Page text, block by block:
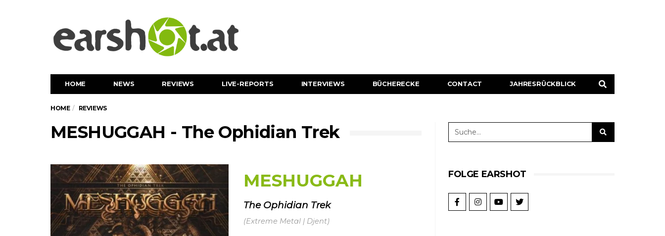
HOME NEWS REVIEWS LIVE-REPORTS INTERVIEWS BÜCHERECKE CONTACT JAHRESRÜCKBLICK
HOME REVIEWS
MESHUGGAH - The Ophidian Trek
MESHUGGAH
The Ophidian Trek
(Extreme Metal | Djent)
FOLGE EARSHOT